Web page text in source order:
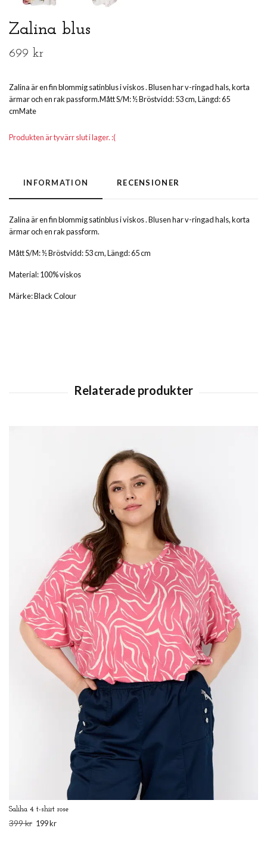
Zalina blus
699 kr
Zalina är en fin blommig satinblus i viskos . Blusen har v-ringad hals, korta
ärmar och en rak passform.Mått S/M: ½ Bröstvidd: 53 cm, Längd: 65
cmMate
Produkten är tyvärr slut i lager. :(
INFORMATION RECENSIONER
Zalina är en fin blommig satinblus i viskos . Blusen har v-ringad hals, korta
ärmar och en rak passform.
Mått S/M: ½ Bröstvidd: 53 cm, Längd: 65 cm
Material: 100% viskos
Märke: Black Colour
Saliha 4 t-shirt rose
399 kr 199 kr